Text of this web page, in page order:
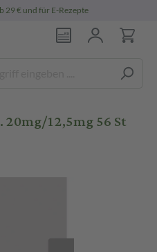
29 € und für E-Rezepte
12,5mg 56 St